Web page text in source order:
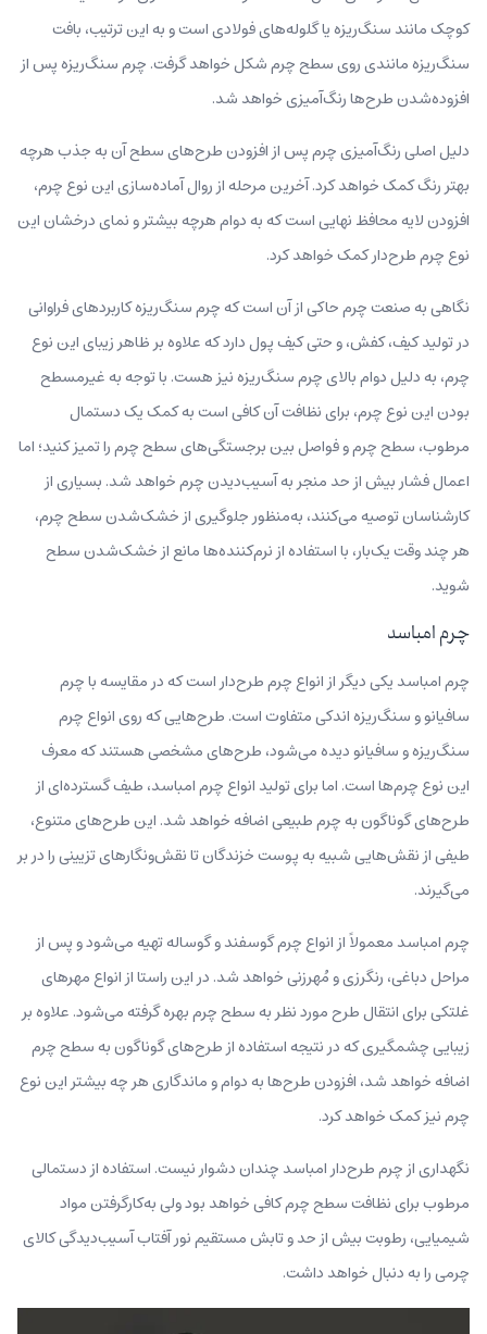
کوچک مانند سنگ‌ریزه یا گلوله‌های فولادی است و به این ترتیب، بافت
سنگ‌ریزه مانندی روی سطح چرم شکل خواهد گرفت. چرم سنگ‌ریزه پس از
افزوده‌شدن طرح‌ها رنگ‌آمیزی خواهد شد.
دلیل اصلی رنگ‌آمیزی چرم پس از افزودن طرح‌های سطح آن به جذب هرچه
بهتر رنگ کمک خواهد کرد. آخرین مرحله از روال آماده‌سازی این نوع چرم،
افزودن لایه محافظ نهایی است که به دوام هرچه بیشتر و نمای درخشان این
نوع چرم طرح‌دار کمک خواهد کرد.
نگاهی به صنعت چرم حاکی از آن است که چرم سنگ‌ریزه کاربردهای فراوانی
در تولید کیف، کفش، و حتی کیف پول دارد که علاوه بر ظاهر زیبای این نوع
چرم، به دلیل دوام بالای چرم سنگ‌ریزه نیز هست. با توجه به غیرمسطح
بودن این نوع چرم، برای نظافت آن کافی است به کمک یک دستمال
مرطوب، سطح چرم و فواصل بین برجستگی‌های سطح چرم را تمیز کنید؛ اما
اعمال فشار بیش از حد منجر به آسیب‌دیدن چرم خواهد شد. بسیاری از
کارشناسان توصیه می‌کنند، به‌منظور جلوگیری از خشک‌شدن سطح چرم،
هر چند وقت یک‌بار، با استفاده از نرم‌کننده‌ها مانع از خشک‌شدن سطح
شوید.
چرم امباسد
چرم امباسد یکی دیگر از انواع چرم طرح‌دار است که در مقایسه با چرم
سافیانو و سنگ‌ریزه اندکی متفاوت است. طرح‌هایی که روی انواع چرم
سنگ‌ریزه و سافیانو دیده می‌شود، طرح‌های مشخصی هستند که معرف
این نوع چرم‌ها است. اما برای تولید انواع چرم امباسد، طیف گسترده‌ای از
طرح‌های گوناگون به چرم طبیعی اضافه خواهد شد. این طرح‌های متنوع،
طیفی از نقش‌هایی شبیه به پوست خزندگان تا نقش‌و‌نگارهای تزیینی را در بر
می‌گیرند.
چرم امباسد معمولاً از انواع چرم گوسفند و گوساله تهیه می‌شود و پس از
مراحل دباغی، رنگرزی و مُهرزنی خواهد شد. در این راستا از انواع مهرهای
غلتکی برای انتقال طرح مورد نظر به سطح چرم بهره گرفته می‌شود. علاوه بر
زیبایی چشمگیری که در نتیجه استفاده از طرح‌های گوناگون به سطح چرم
اضافه خواهد شد، افزودن طرح‌ها به دوام و ماندگاری هر چه بیشتر این نوع
چرم نیز کمک خواهد کرد.
نگهداری از چرم طرح‌دار امباسد چندان دشوار نیست. استفاده از دستمالی
مرطوب برای نظافت سطح چرم کافی خواهد بود ولی به‌کارگرفتن مواد
شیمیایی، رطوبت بیش از حد و تابش مستقیم نور آفتاب آسیب‌دیدگی کالای
چرمی را به دنبال خواهد داشت.